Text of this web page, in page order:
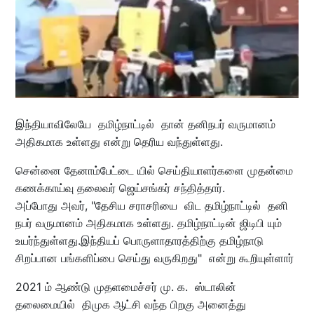
இந்தியாவிலேயே தமிழ்நாட்டில் தான் தனிநபர் வருமானம்
அதிகமாக உள்ளது என்று தெரிய வந்துள்ளது.
சென்னை தேனாம்பேட்டை யில் செய்தியாளர்களை முதன்மை
கணக்காய்வு தலைவர் ஜெய்சங்கர் சந்தித்தார்.
அப்போது அவர், "தேசிய சராசரியை விட தமிழ்நாட்டில் தனி
நபர் வருமானம் அதிகமாக உள்ளது. தமிழ்நாட்டின் ஜிடிபி யும்
உயர்ந்துள்ளது.இந்தியப் பொருளாதாரத்திற்கு தமிழ்நாடு
சிறப்பான பங்களிப்பை செய்து வருகிறது" என்று கூறியுள்ளார்
2021 ம் ஆண்டு முதளமைச்சர் மு. க. ஸ்டாலின்
தலைமையில் திமுக ஆட்சி வந்த பிறகு அனைத்து